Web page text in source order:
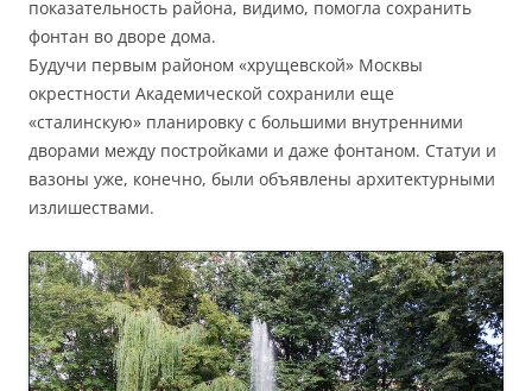
показательность района, видимо, помогла сохранить
фонтан во дворе дома.
Будучи первым районом «хрущевской» Москвы
окрестности Академической сохранили еще
«сталинскую» планировку с большими внутренними
дворами между постройками и даже фонтаном. Статуи и
вазоны уже, конечно, были объявлены архитектурными
излишествами.